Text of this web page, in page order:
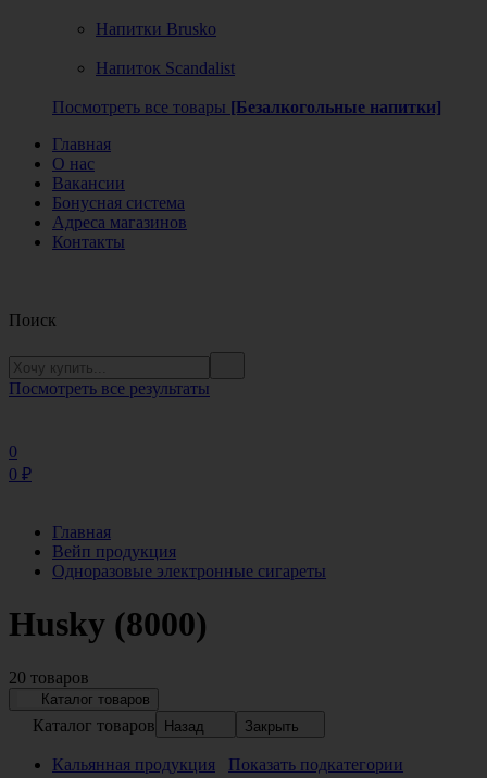
Напитки Brusko
Напиток Scandalist
Посмотреть все товары [Безалкогольные напитки]
Главная
О нас
Вакансии
Бонусная система
Адреса магазинов
Контакты
Поиск
Посмотреть все результаты
0
0 ₽
Главная
Вейп продукция
Одноразовые электронные сигареты
Husky (8000)
20 товаров
Каталог товаров
Каталог товаров Назад Закрыть
Кальянная продукция
Показать подкатегории